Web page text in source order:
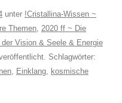
unter !Cristallina-Wissen ~
Themen, 2020 ff ~ Die
der Vision & Seele & Energie
Schlagwörter:
, Einklang, kosmische